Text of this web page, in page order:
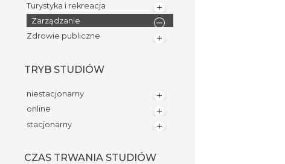
Turystyka i rekreacja
Zarządzanie
Zdrowie publiczne
TRYB STUDIÓW
niestacjonarny
online
stacjonarny
CZAS TRWANIA STUDIÓW